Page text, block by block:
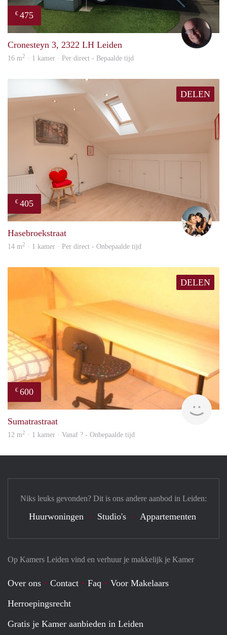
€ 475
Cronesteyn 3, 2322 LH Leiden
16 m2 · 1 kamer · Per direct - Bepaalde tijd
DELEN
€ 405
Hasebroekstraat
14 m2 · 1 kamer · Per direct - Onbepaalde tijd
DELEN
€ 600
Sumatrastraat
12 m2 · 1 kamer · Vanaf ? - Onbepaalde tijd
Op Kamers Leiden vind en verhuur je makkelijk je Kamer
Over ons Contact Faq
Voor Makelaars
Herroepingsrecht
Gratis je Kamer aanbieden in Leiden
Niks leuks gevonden? Dit is ons andere aanbod in Leiden:
Huurwoningen Studio's Appartementen